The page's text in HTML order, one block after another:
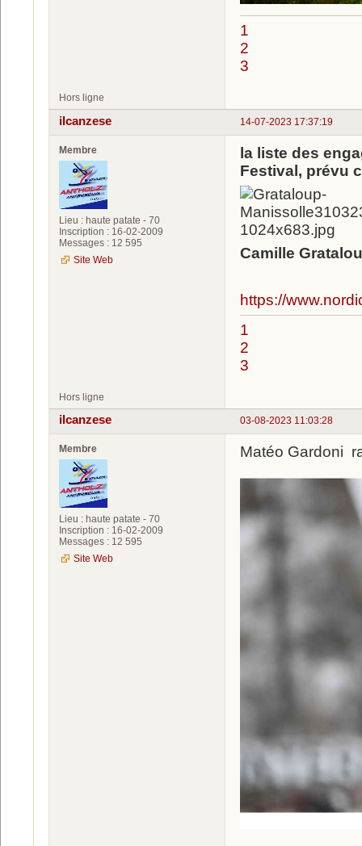
1
2
3
Hors ligne
14-07-2023 17:37:19
ilcanzese
Membre
Lieu : haute patate - 70
Inscription : 16-02-2009
Messages : 12 595
Site Web
la liste des
Festival, prévu
Camille
https://
1
2
3
Hors ligne
03-08-2023 11:03:28
ilcanzese
Membre
Lieu : haute patate - 70
Inscription : 16-02-2009
Messages : 12 595
Site Web
Matéo Gardoni